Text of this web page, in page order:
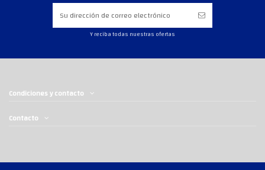
Y reciba todas nuestras ofertas
Condiciones y contacto
Contacto